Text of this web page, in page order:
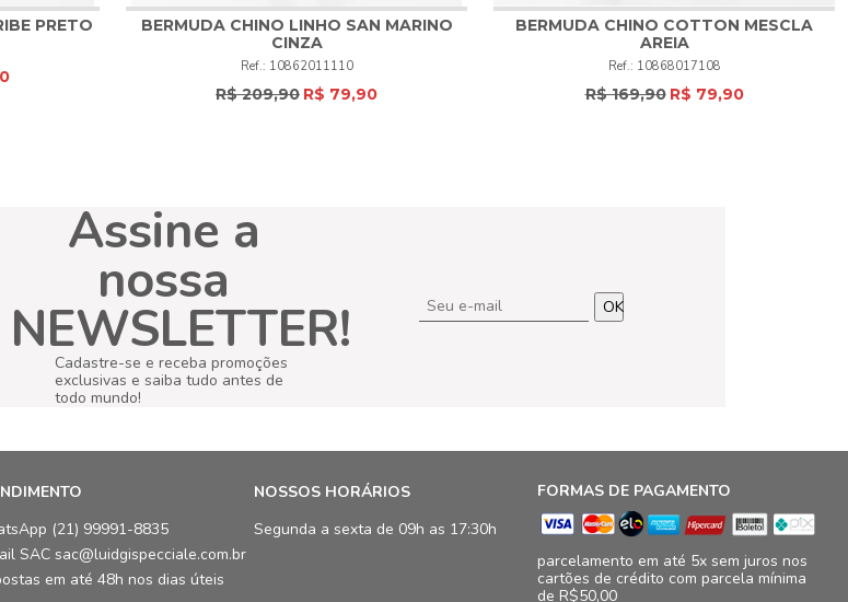
PRETO
50
COMPRAR
BERMUDA CHINO LINHO SAN MARINO
CINZA
10862011110
R$ 209,90 R$ 79,90
48 52
COMPRAR
BERMUDA CHINO COTTON MESCLA
AREIA
10868017108
R$ 169,90 R$ 79,90
Assine a
nossa
NEWSLETTER!
Cadastre-se e receba promoções
exclusivas e saiba tudo antes de
todo mundo!
OK
(21) 99991-8835
SAC sac@luidgispecciale.com.br
em até 48h nos dias úteis
NOSSOS HORÁRIOS
Segunda a sexta de 09h as 17:30h
FORMAS DE PAGAMENTO
parcelamento em até 5x sem juros nos
cartões de crédito com parcela mínima
de R$50,00